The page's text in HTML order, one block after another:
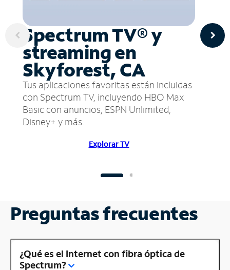
Spectrum TV® y
streaming en
Skyforest, CA
Tus aplicaciones favoritas están incluidas
con Spectrum TV, incluyendo HBO Max
Basic con anuncios, ESPN Unlimited,
Disney+ y más.
Explorar TV
Preguntas frecuentes
¿Qué es el Internet con fibra óptica de
Spectrum?